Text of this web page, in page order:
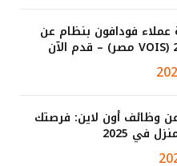
فودافون بنظام عن
وظائف أون لاين: فرصتك
في 2025